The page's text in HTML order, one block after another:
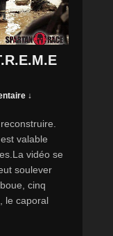
↓
valable
vidéo se
soulever
cinq
le caporal